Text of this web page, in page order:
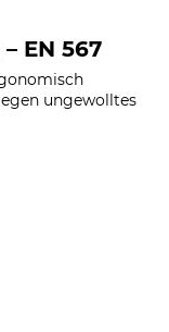
EN 567
ungewolltes